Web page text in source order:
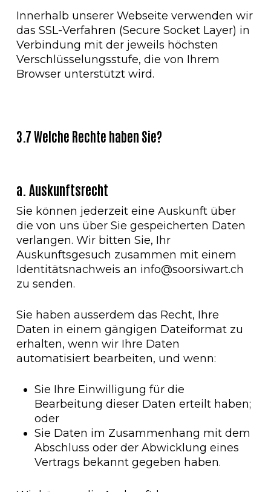
Innerhalb unserer Webseite verwenden wir
das SSL-Verfahren (Secure Socket Layer) in
Verbindung mit der jeweils höchsten
Verschlüsselungsstufe, die von Ihrem
Browser unterstützt wird.
3.7 Welche Rechte haben Sie?
a. Auskunftsrecht
Sie können jederzeit eine Auskunft über
die von uns über Sie gespeicherten Daten
verlangen. Wir bitten Sie, Ihr
Auskunftsgesuch zusammen mit einem
Identitätsnachweis an info@soorsiwart.ch
zu senden.
Sie haben ausserdem das Recht, Ihre
Daten in einem gängigen Dateiformat zu
erhalten, wenn wir Ihre Daten
automatisiert bearbeiten, und wenn:
Sie Ihre Einwilligung für die
Bearbeitung dieser Daten erteilt haben;
oder
Sie Daten im Zusammenhang mit dem
Abschluss oder der Abwicklung eines
Vertrags bekannt gegeben haben.